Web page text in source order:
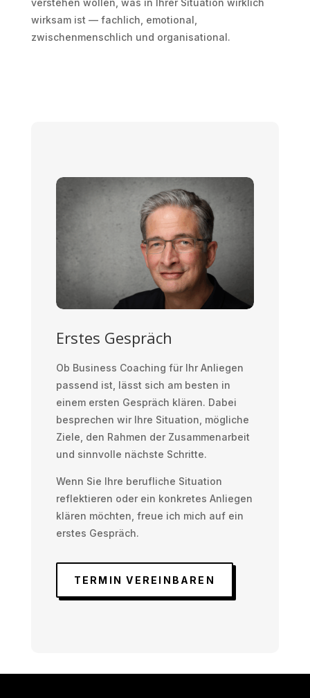
verstehen wollen, was in Ihrer Situation wirklich
wirksam ist — fachlich, emotional,
zwischenmenschlich und organisational.
Erstes Gespräch
Ob Business Coaching für Ihr Anliegen
passend ist, lässt sich am besten in
einem ersten Gespräch klären. Dabei
besprechen wir Ihre Situation, mögliche
Ziele, den Rahmen der Zusammenarbeit
und sinnvolle nächste Schritte.
Wenn Sie Ihre berufliche Situation
reflektieren oder ein konkretes Anliegen
klären möchten, freue ich mich auf ein
erstes Gespräch.
TERMIN VEREINBAREN